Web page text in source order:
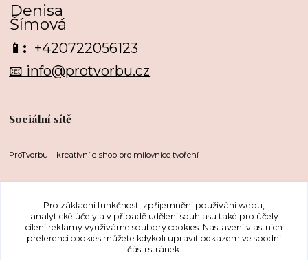
Denisa
Šímová
📱: +420722056123
📧 info@protvorbu.cz
Sociální sítě
ProTvorbu – kreativní e-shop pro milovnice tvoření
Pro základní funkčnost, zpříjemnění používání webu,
analytické účely a v případě udělení souhlasu také pro účely
cílení reklamy využíváme soubory cookies. Nastavení vlastních
preferencí cookies můžete kdykoli upravit odkazem ve spodní
části stránek.